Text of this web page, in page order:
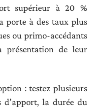
supérieur à 20 %
porte à des taux plus
ou primo-accédants
de leur
: testez plusieurs
d’apport, la durée du